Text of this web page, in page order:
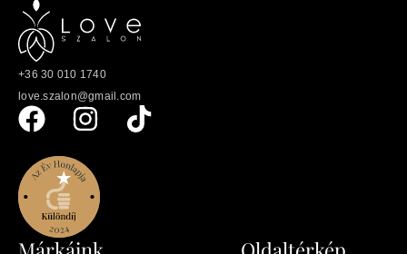
+36 30 010 1740
love.szalon@gmail.com